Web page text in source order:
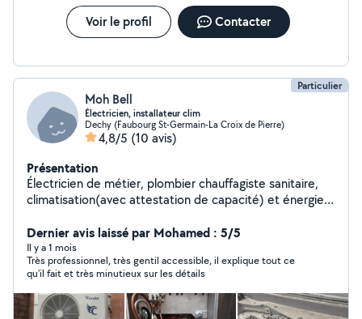
Voir le profil Contacter
Particulier
Moh Bell
Électricien, installateur clim
Dechy (Faubourg St-Germain-La Croix de Pierre)
4,8/5 (10 avis)
Présentation
Électricien de métier, plombier chauffagiste sanitaire,
climatisation(avec attestation de capacité) et énergie
ne peux répondre à toutes les demandes, j'ai pas de
compte premium, laissé vos co...
Dernier avis laissé par Mohamed : 5/5
Il y a 1 mois
Très professionnel, très gentil accessible, il explique tout ce
qu’il fait et très minutieux sur les détails